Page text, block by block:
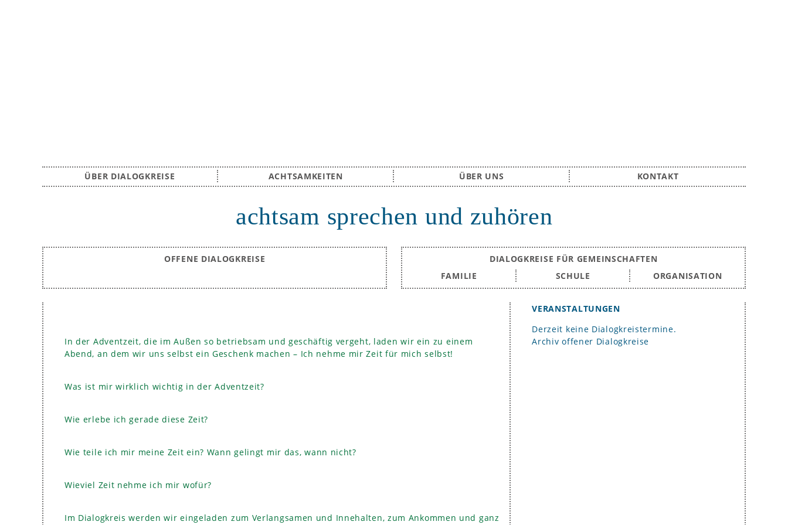
ÜBER DIALOGKREISE ACHTSAMKEITEN ÜBER UNS KONTAKT
achtsam sprechen und zuhören
OFFENE DIALOGKREISE
DIALOGKREISE FÜR GEMEINSCHAFTEN
FAMILIE
SCHULE ORGANISATION
In der Adventzeit, die im Außen so betriebsam und geschäftig vergeht, laden wir ein zu einem
Abend, an dem wir uns selbst ein Geschenk machen – Ich nehme mir Zeit für mich selbst!
Was ist mir wirklich wichtig in der Adventzeit?
Wie erlebe ich gerade diese Zeit?
Wie teile ich mir meine Zeit ein? Wann gelingt mir das, wann nicht?
Wieviel Zeit nehme ich mir wofür?
Im Dialogkreis werden wir eingeladen zum Verlangsamen und Innehalten, zum Ankommen und ganz
VERANSTALTUNGEN
Derzeit keine Dialogkreistermine.
Archiv offener Dialogkreise